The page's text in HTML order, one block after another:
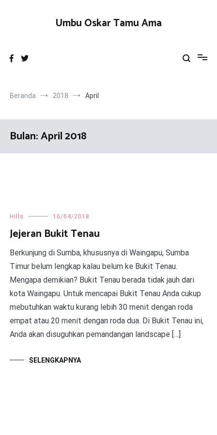
Umbu Oskar Tamu Ama
Beranda 2018 April
Bulan:April 2018
Hills 10/04/2018
Jejeran Bukit Tenau
Berkunjung di Sumba, khususnya di Waingapu, Sumba
Timur belum lengkap kalau belum ke Bukit Tenau.
Mengapa demikian? Bukit Tenau berada tidak jauh dari
kota Waingapu. Untuk mencapai Bukit Tenau Anda cukup
mebutuhkan waktu kurang lebih 30 menit dengan roda
empat atau 20 menit dengan roda dua. Di Bukit Tenau ini,
Anda akan disuguhkan pemandangan landscape […]
SELENGKAPNYA